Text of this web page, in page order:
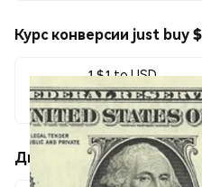
Курс конверсии just buy
1 $1 to USD
$0.00056045
Движения цены just buy